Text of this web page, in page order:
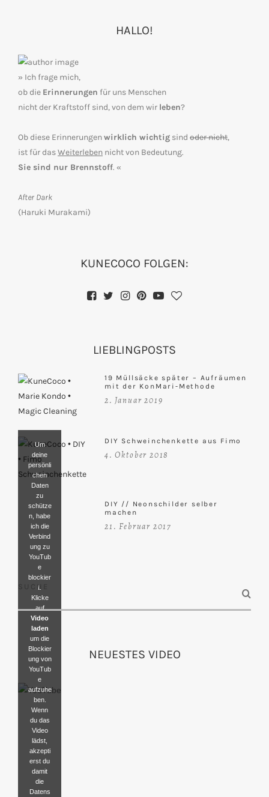
HALLO!
» Ich frage mich,
ob die Erinnerungen für uns Menschen
nicht der Kraftstoff sind, von dem wir leben?
Ob diese Erinnerungenwirklich wichtig sind oder nicht,
ist für dasWeiterleben nicht von Bedeutung.
Sie sind nur Brennstoff. «
After Dark
(Haruki Murakami)
KUNECOCO FOLGEN:
LIEBLINGPOSTS
19 Müllsäcke später – Aufräumen
mit der KonMari-Methode
2. Januar 2019
DIY Schweinchenkette aus Fimo
4. Oktober 2018
DIY // Neonschilder selber
machen
21. Februar 2017
SUCHE
NEUESTES VIDEO
Um
deine
persönli
chen
Daten
zu
schütze
n, habe
ich die
Verbind
ung zu
YouTub
e
blockier
t.
Klicke
auf
Video
laden
um die
Blockier
ung von
YouTub
e
aufzuhe
ben.
Wenn
du das
Video
lädst,
akzepti
erst du
damit
die
Datens